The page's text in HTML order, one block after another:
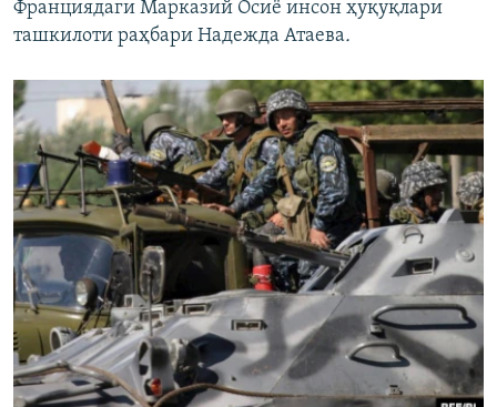
Франциядаги Марказий Осиё инсон ҳуқуқлари
ташкилоти раҳбари Надежда Атаева.